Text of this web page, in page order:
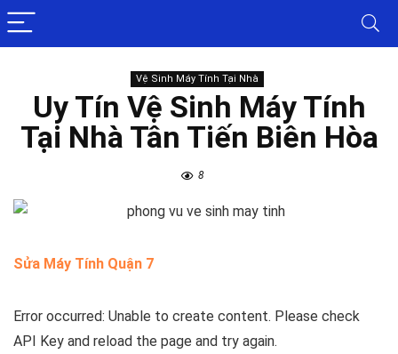
Vệ Sinh Máy Tính Tại Nhà
Uy Tín Vệ Sinh Máy Tính
Tại Nhà Tân Tiến Biên Hòa
8
Sửa Máy Tính Quận 7
Error occurred: Unable to create content. Please check
API Key and reload the page and try again.